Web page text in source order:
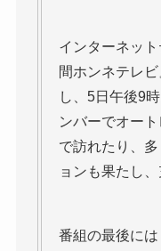
インターネッ
間ホンネテレ
し、5日午後9
ンバーでオー
で訪れたり、
ョンも果たし
番組の最後に